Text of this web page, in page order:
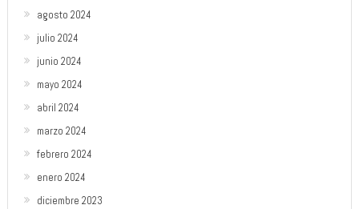
agosto 2024
julio 2024
junio 2024
mayo 2024
abril 2024
marzo 2024
febrero 2024
enero 2024
diciembre 2023